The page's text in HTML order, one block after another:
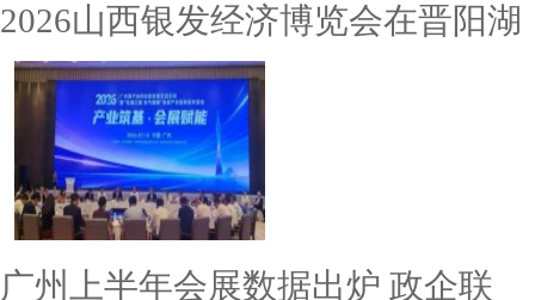
2026山西银发经济博览会在晋阳湖
广州上半年会展数据出炉 政企联